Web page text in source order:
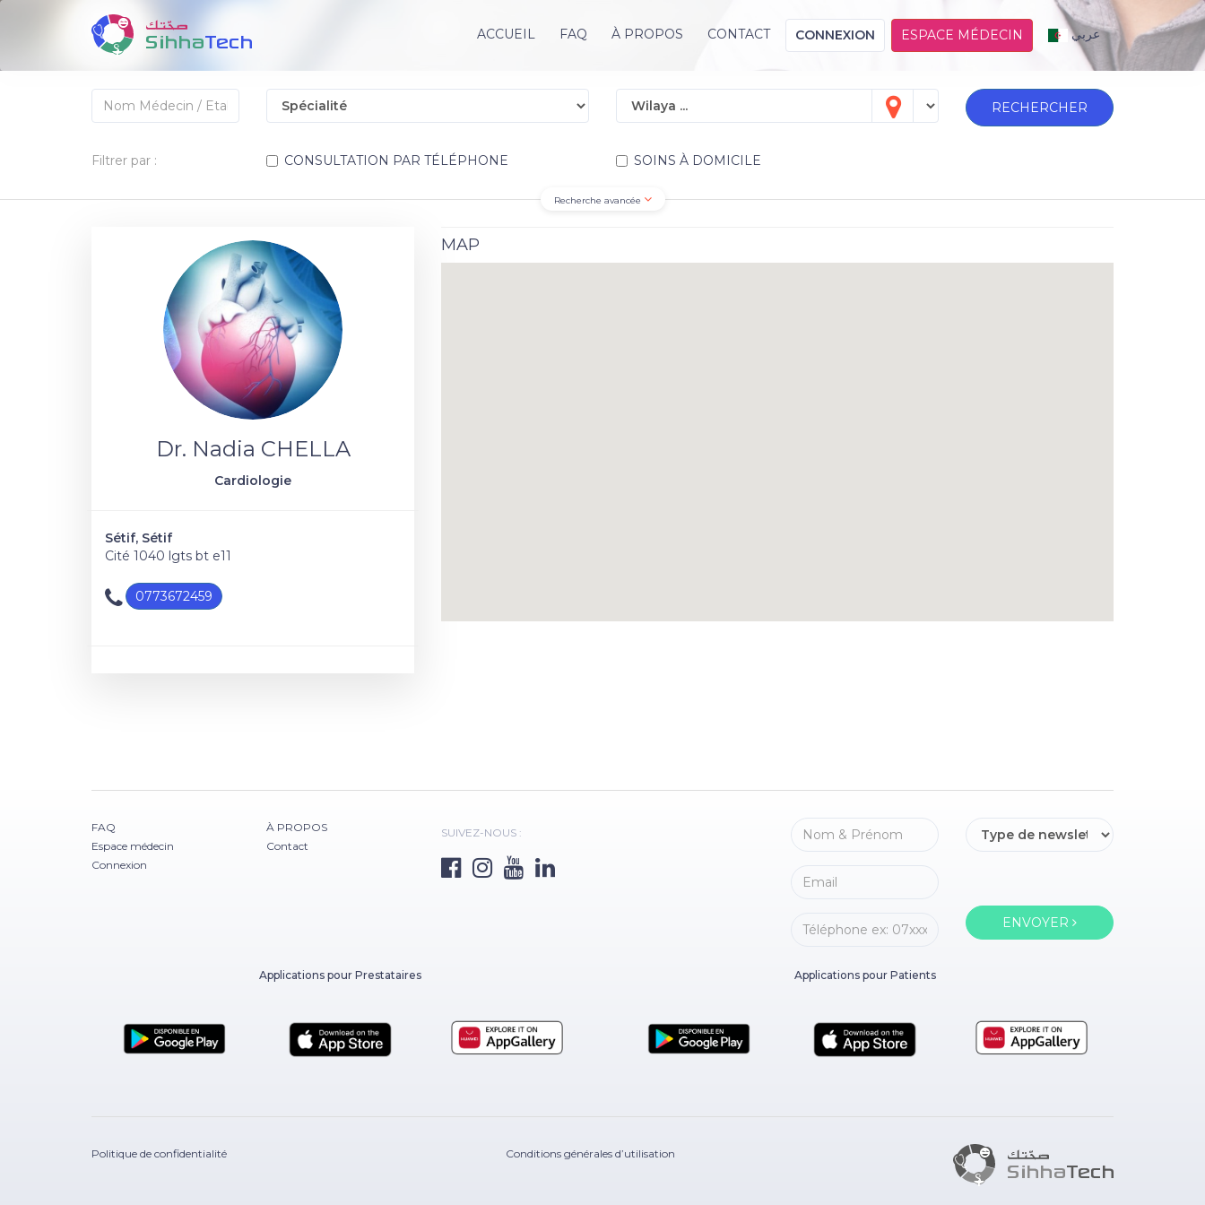
ACCUEIL FAQ À PROPOS CONTACT CONNEXION ESPACE MÉDECIN عربي
RECHERCHER
Filtrer par : CONSULTATION PAR TÉLÉPHONE SOINS À DOMICILE
Recherche avancée
Dr. Nadia CHELLA
Cardiologie
Sétif, Sétif
Cité 1040 lgts bt e11
0773672459
MAP
FAQ
Espace médecin
Connexion
À PROPOS
Contact
SUIVEZ-NOUS :
ENVOYER
Applications pour Prestataires Applications pour Patients
Politique de confidentialité Conditions générales d’utilisation